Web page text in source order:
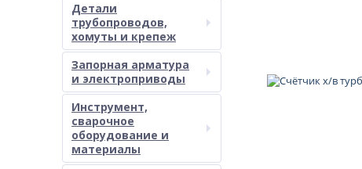
Детали
трубопроводов,
хомуты и крепеж
Запорная арматура
и электроприводы
Инструмент,
сварочное
оборудование и
материалы